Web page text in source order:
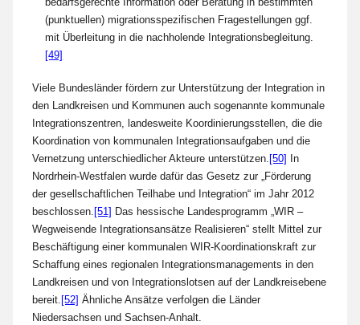
(punktuellen) migrationsspezifischen Fragestellungen ggf.
mit Überleitung in die nachholende Integrationsbegleitung.
[49]
Viele Bundesländer fördern zur Unterstützung der Integration in
den Landkreisen und Kommunen auch sogenannte kommunale
Integrationszentren, landesweite Koordinierungsstellen, die die
Koordination von kommunalen Integrationsaufgaben und die
Vernetzung unterschiedlicher Akteure unterstützen. [50]
In
Nordrhein-Westfalen wurde dafür das Gesetz zur „Förderung
der gesellschaftlichen Teilhabe und Integration“ im Jahr 2012
beschlossen. [51] Das hessische Landesprogramm „WIR –
Wegweisende Integrationsansätze Realisieren“ stellt Mittel zur
Beschäftigung einer kommunalen WIR-Koordinationskraft zur
Schaffung eines regionalen Integrationsmanagements in den
Landkreisen und von Integrationslotsen auf der Landkreisebene
bereit. [52] Ähnliche Ansätze verfolgen die Länder
Niedersachsen und Sachsen-Anhalt.